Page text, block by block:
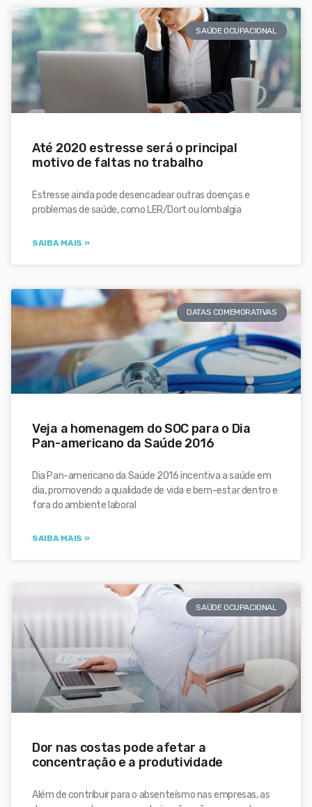
SAÚDE OCUPACIONAL
Até 2020 estresse será o principal
motivo de faltas no trabalho
Estresse ainda pode desencadear outras doenças e
problemas de saúde, como LER/Dort ou lombalgia
SAIBA MAIS »
DATAS COMEMORATIVAS
Veja a homenagem do SOC para o Dia
Pan-americano da Saúde 2016
Dia Pan-americano da Saúde 2016 incentiva a saúde em
dia, promovendo a qualidade de vida e bem-estar dentro e
fora do ambiente laboral
SAIBA MAIS »
SAÚDE OCUPACIONAL
Dor nas costas pode afetar a
concentração e a produtividade
Além de contribuir para o absenteísmo nas empresas, as